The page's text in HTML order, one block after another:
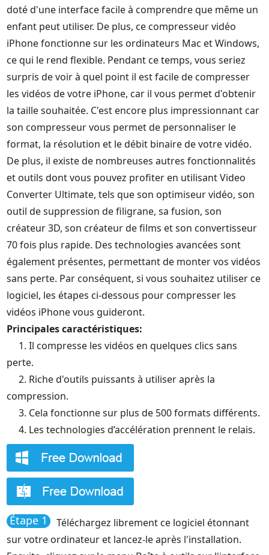
doté d'une interface facile à comprendre que même un
enfant peut utiliser. De plus, ce compresseur vidéo
iPhone fonctionne sur les ordinateurs Mac et Windows,
ce qui le rend flexible. Pendant ce temps, vous seriez
surpris de voir à quel point il est facile de compresser
les vidéos de votre iPhone, car il vous permet d'obtenir
la taille souhaitée. C'est encore plus impressionnant car
son compresseur vous permet de personnaliser le
format, la résolution et le débit binaire de votre vidéo.
De plus, il existe de nombreuses autres fonctionnalités
et outils dont vous pouvez profiter en utilisant Video
Converter Ultimate, tels que son optimiseur vidéo, son
outil de suppression de filigrane, sa fusion, son
créateur 3D, son créateur de films et son convertisseur
70 fois plus rapide. Des technologies avancées sont
également présentes, permettant de monter vos vidéos
sans perte. Par conséquent, si vous souhaitez utiliser ce
logiciel, les étapes ci-dessous pour compresser les
vidéos iPhone vous guideront.
Principales caractéristiques:
1. Il compresse les vidéos en quelques clics sans
perte.
2. Riche d'outils puissants à utiliser après la
compression.
3. Cela fonctionne sur plus de 500 formats différents.
4. Les technologies d’accélération prennent le relais.
Étape 1
Téléchargez librement ce logiciel étonnant
sur votre ordinateur et lancez-le après l'installation.